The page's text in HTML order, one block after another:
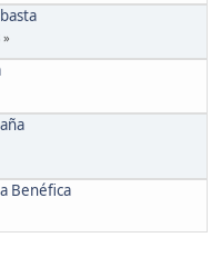
»
Benéfica